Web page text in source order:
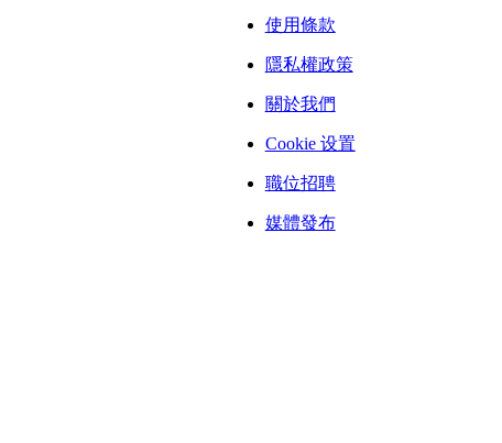
使用條款
隱私權政策
關於我們
Cookie 设置
職位招聘
媒體發布